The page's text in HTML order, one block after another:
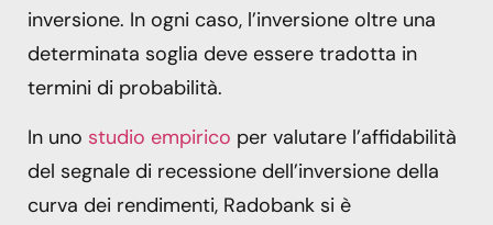
inversione. In ogni caso, l’inversione oltre una
determinata soglia deve essere tradotta in
termini di probabilità.
In uno studio empirico per valutare l’affidabilità
del segnale di recessione dell’inversione della
curva dei rendimenti, Radobank si è